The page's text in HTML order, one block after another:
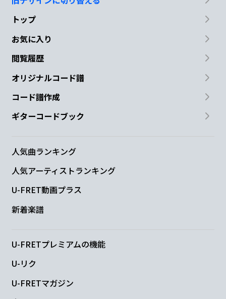
トップ
お気に入り
閲覧履歴
オリジナルコード譜
コード譜作成
ギターコードブック
人気曲ランキング
人気アーティストランキング
U-FRET動画プラス
新着楽譜
U-FRETプレミアムの機能
U-リク
U-FRETマガジン